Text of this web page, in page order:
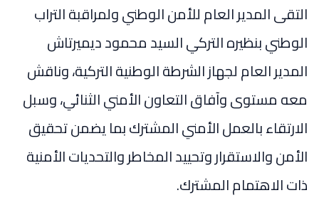
التقى المدير العام للأمن الوطني ولمراقبة التراب
الوطني بنظيره التركي السيد محمود ديميرتاش
المدير العام لجهاز الشرطة الوطنية التركية، وناقش
معه مستوى وآفاق التعاون الأمني الثنائي، وسبل
الارتقاء بالعمل الأمني المشترك بما يضمن تحقيق
الأمن والاستقرار وتحييد المخاطر والتحديات الأمنية
ذات الاهتمام المشترك.